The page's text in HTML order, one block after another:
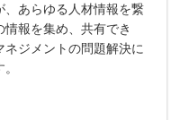
、あらゆる人材情報を繋
報を集め、共有でき
ジメントの問題解決に